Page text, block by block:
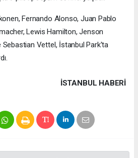
Fernando Alonso, Juan Pablo
Lewis Hamilton, Jenson
Sebastian Vettel, İstanbul Park'ta
İSTANBUL HABERİ